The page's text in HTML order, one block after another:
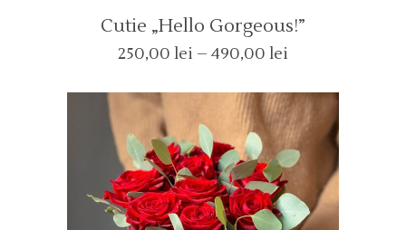
Cutie „Hello Gorgeous!”
250,00 lei – 490,00 lei
prețuri:
250,00 lei
până
la
490,00 lei